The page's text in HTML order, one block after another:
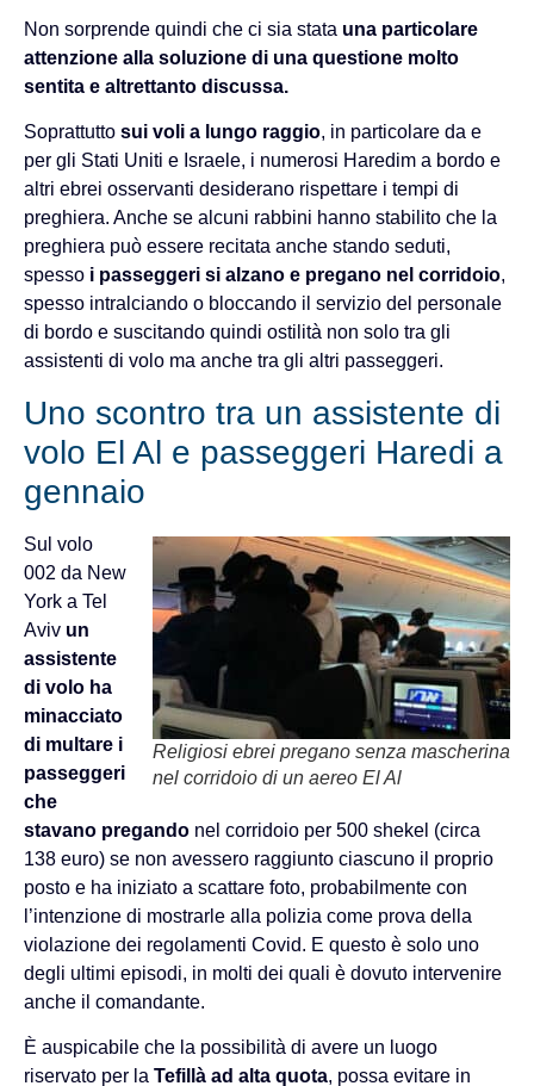
Non sorprende quindi che ci sia stata una particolare
attenzione alla soluzione di una questione molto
sentita e altrettanto discussa.
Soprattutto sui voli a lungo raggio, in particolare da e
per gli Stati Uniti e Israele, i numerosi Haredim a bordo e
altri ebrei osservanti desiderano rispettare i tempi di
preghiera. Anche se alcuni rabbini hanno stabilito che la
preghiera può essere recitata anche stando seduti,
spesso i passeggeri si alzano e pregano nel corridoio,
spesso intralciando o bloccando il servizio del personale
di bordo e suscitando quindi ostilità non solo tra gli
assistenti di volo ma anche tra gli altri passeggeri.
Uno scontro tra un assistente di
volo El Al e passeggeri Haredi a
gennaio
Religiosi ebrei pregano senza mascherina
nel corridoio di un aereo El Al
Sul volo
002 da New
York a Tel
Aviv un
assistente
di volo ha
minacciato
di multare i
passeggeri
che
stavano pregando nel corridoio per 500 shekel (circa
138 euro) se non avessero raggiunto ciascuno il proprio
posto e ha iniziato a scattare foto, probabilmente con
l’intenzione di mostrarle alla polizia come prova della
violazione dei regolamenti Covid. E questo è solo uno
degli ultimi episodi, in molti dei quali è dovuto intervenire
anche il comandante.
È auspicabile che la possibilità di avere un luogo
riservato per la Tefillà ad alta quota, possa evitare in